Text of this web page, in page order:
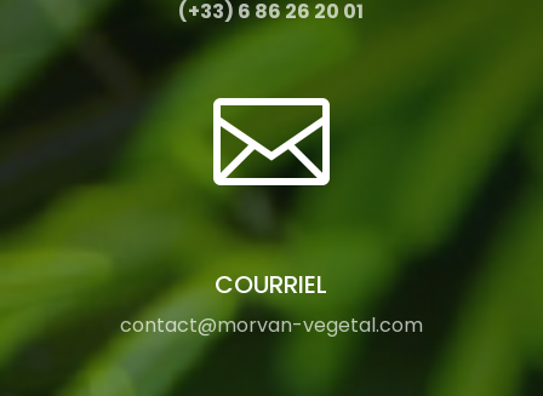
(+33) 6 86 26 20 01

COURRIEL
contact@morvan-vegetal.com